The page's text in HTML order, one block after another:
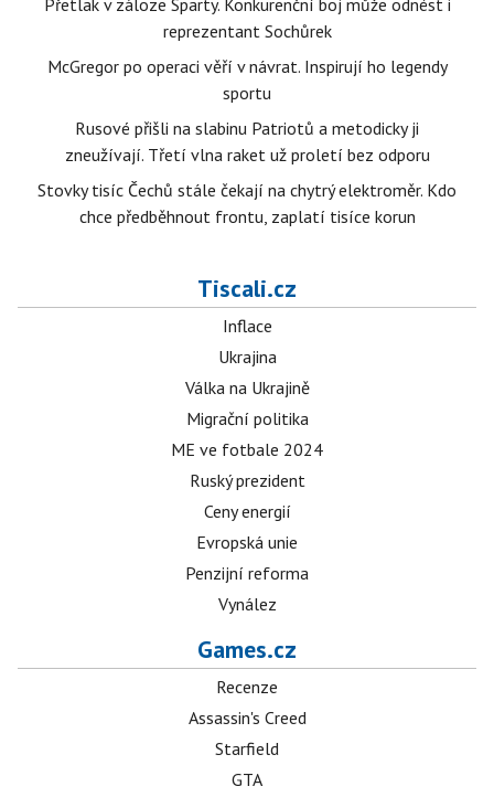
Přetlak v záloze Sparty. Konkurenční boj může odnést i
reprezentant Sochůrek
McGregor po operaci věří v návrat. Inspirují ho legendy
sportu
Rusové přišli na slabinu Patriotů a metodicky ji
zneužívají. Třetí vlna raket už proletí bez odporu
Stovky tisíc Čechů stále čekají na chytrý elektroměr. Kdo
chce předběhnout frontu, zaplatí tisíce korun
Tiscali.cz
Inflace
Ukrajina
Válka na Ukrajině
Migrační politika
ME ve fotbale 2024
Ruský prezident
Ceny energií
Evropská unie
Penzijní reforma
Vynález
Games.cz
Recenze
Assassin's Creed
Starfield
GTA